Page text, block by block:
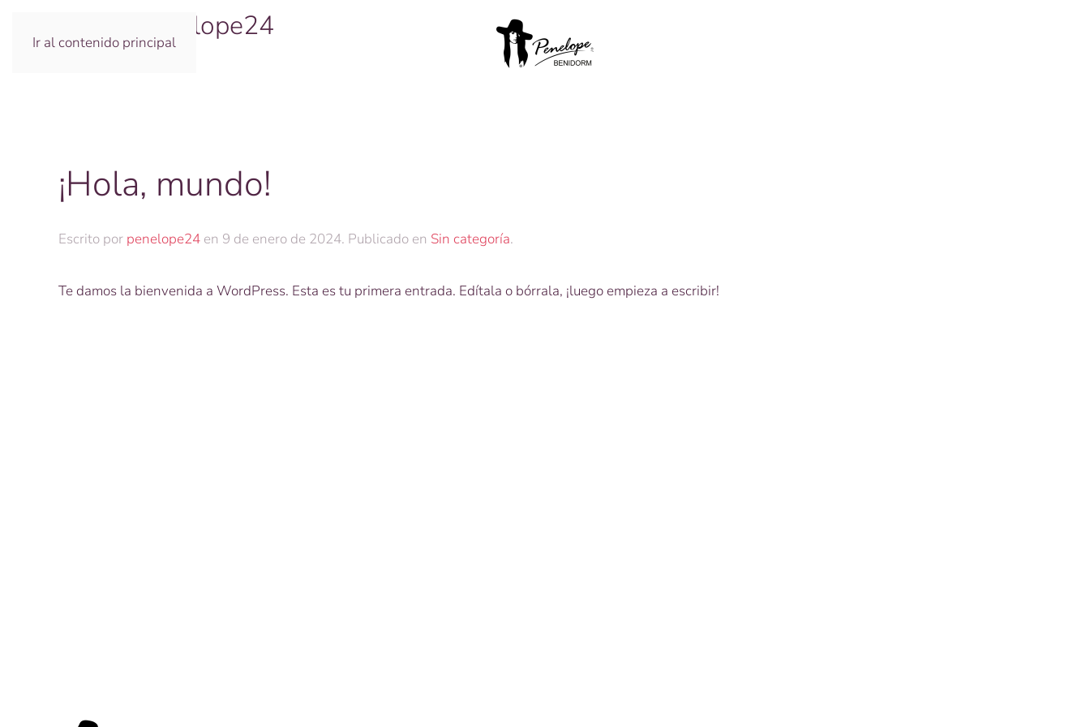
Ir al contenido principalpenelope24
¡Hola, mundo!
Escrito por penelope24 en 9 de enero de 2024. Publicado en Sin categoría.
Te damos la bienvenida a WordPress. Esta es tu primera entrada. Edítala o bórrala, ¡luego empieza a escribir!